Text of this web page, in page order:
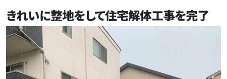
きれいに整地をして住宅解体工事を完了